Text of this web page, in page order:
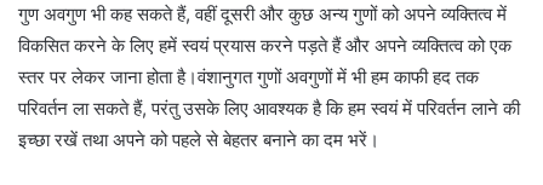
गुण अवगुण भी कह सकते हैं, वहीं दूसरी और कुछ अन्य गुणों को अपने व्यक्तित्व में
विकसित करने के लिए हमें स्वयं प्रयास करने पड़ते हैं और अपने व्यक्तित्व को एक
स्तर पर लेकर जाना होता है।वंशानुगत गुणों अवगुणों में भी हम काफी हद तक
परिवर्तन ला सकते हैं, परंतु उसके लिए आवश्यक है कि हम स्वयं में परिवर्तन लाने की
इच्छा रखें तथा अपने को पहले से बेहतर बनाने का दम भरें।